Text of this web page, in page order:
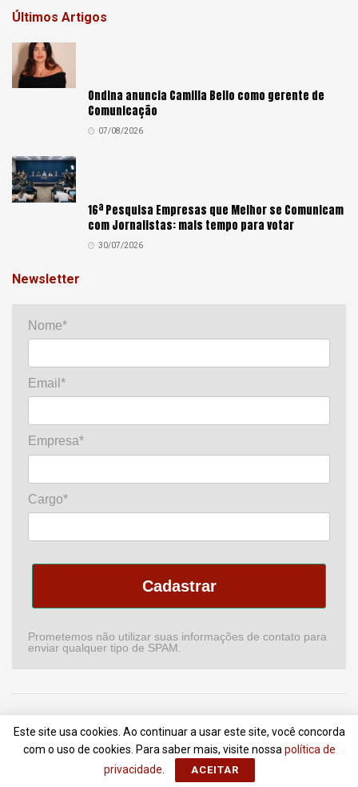
Últimos Artigos
Ondina anuncia Camilla Bello como gerente de
Comunicação
07/08/2026
16ª Pesquisa Empresas que Melhor se Comunicam
com Jornalistas: mais tempo para votar
30/07/2026
Newsletter
Nome*
Email*
Empresa*
Cargo*
Cadastrar
Prometemos não utilizar suas informações de contato para
enviar qualquer tipo de SPAM.
Home Podcast Revista Comitê de CI
Newsletter
Anuncie
Contato Termos de Uso
Portal da Comunicação - Todos Direitos Reservados |
Este site usa cookies. Ao continuar a usar este site, você concorda
com o uso de cookies. Para saber mais, visite nossa política de
privacidade
ACEITAR